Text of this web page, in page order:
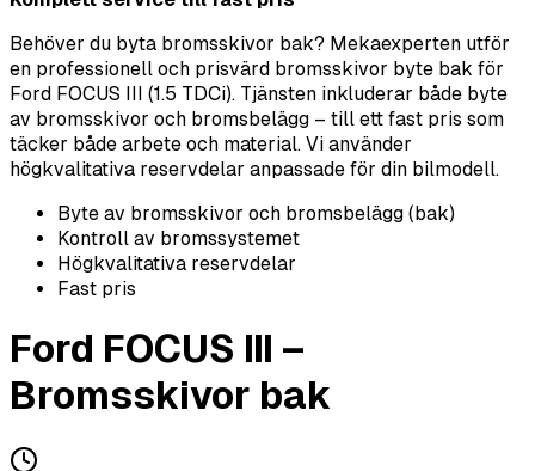
Behöver du byta bromsskivor bak? Mekaexperten utför
en professionell och prisvärd bromsskivor byte bak för
Ford FOCUS III (1.5 TDCi). Tjänsten inkluderar både byte
av bromsskivor och bromsbelägg – till ett fast pris som
täcker både arbete och material. Vi använder
högkvalitativa reservdelar anpassade för din bilmodell.
Byte av bromsskivor och bromsbelägg (bak)
Kontroll av bromssystemet
Högkvalitativa reservdelar
Fast pris
Ford FOCUS III –
Bromsskivor bak